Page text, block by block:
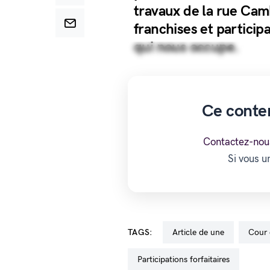
travaux de la rue
franchises et
qui nous occupe.
Ce
Contactez-
Si vous
TAGS: Article de une
participations forfaitaires